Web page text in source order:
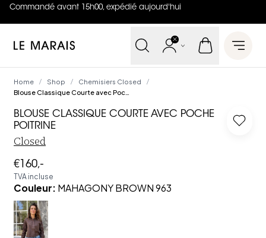
Commandé avant 15h00, expédié aujourd'hui
4.8 sur 5 ( 42 Avis)
Le Marais Open
Home / Shop / Chemisiers Closed /
BLOUSE CLASSIQUE COURTE AVEC POCHE
POITRINE
Log
Closed
€160,-
TVA incluse
Couleur: MAHAGONY BROWN 963